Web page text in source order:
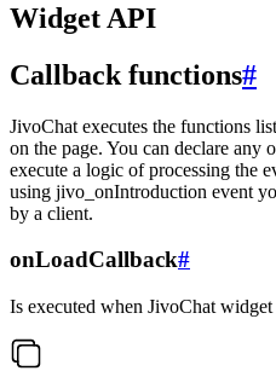
Widget API
Callback functions#
JivoChat executes the functions
on the page. You can declare any
execute a logic of processing the
using jivo_onIntroduction event
by a client.
onLoadCallback#
Is executed when JivoChat